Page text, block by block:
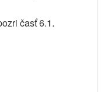
časť 6.1.